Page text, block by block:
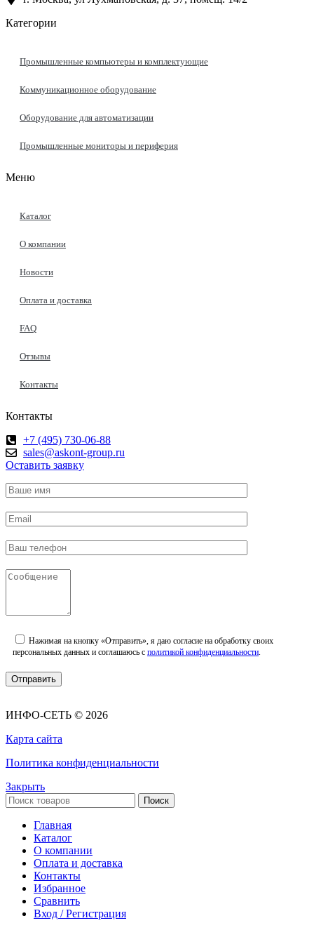
Категории
Промышленные компьютеры и комплектующие
Коммуникационное оборудование
Оборудование для автоматизации
Промышленные мониторы и периферия
Меню
Каталог
О компании
Новости
Оплата и доставка
FAQ
Отзывы
Контакты
Контакты
+7 (495) 730-06-88
sales@askont-group.ru
Оставить заявку
Нажимая на кнопку «Отправить», я даю согласие на обработку своих
персональных данных и соглашаюсь с политикой конфиденциальности
ИНФО-СЕТЬ © 2026
Карта сайта
Политика конфиденциальности
Закрыть
Поиск
Главная
Каталог
О компании
Оплата и доставка
Контакты
Избранное
Сравнить
Вход / Регистрация